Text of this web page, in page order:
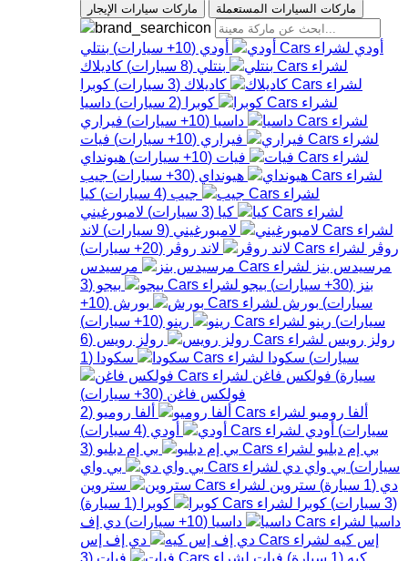
ماركات سيارات الإيجار ماركات السيارات المستعملة
أودي أودي (
10+ سيارات) بنتلي
بنتلي (
8 سيارات) كاديلاك
كاديلاك (
3 سيارات) كوبرا
كوبرا (
2 سيارات) داسيا
داسيا (
10+ سيارات) فيراري
فيراري (
10+ سيارات) فيات
فيات (
10+ سيارات) هيونداي
هيونداي (
30+ سيارات) جيب
جيب (
4 سيارات) كيا
كيا (
3 سيارات) لامبورغيني
لامبورغيني (
9 سيارات) لاند
روڤر
لاند روڤر (
20+ سيارات)
مرسيدس بنز
مرسيدس
بنز (
30+ سيارات) بيجو بيجو (
3
سيارات) بورش بورش (
10+
سيارات) رينو رينو (
10+ سيارات)
رولز رويس
رولز رويس (
6
سيارات) سكودا سكودا (
1
سيارة) فولكس فاغن
فولكس فاغن (
30+ سيارات)
ألفا روميو
ألفا روميو (
2
سيارات) أودي أودي (
4 سيارات)
بي إم دبليو
بي إم دبليو (
3
سيارات) بي واي دي
بي واي
دي (
1 سيارة) ستروين
ستروين
(
3 سيارات) كوبرا كوبرا (
1 سيارة)
داسيا
داسيا (
10+ سيارات) دي إف
إس كيه
دي إف إس